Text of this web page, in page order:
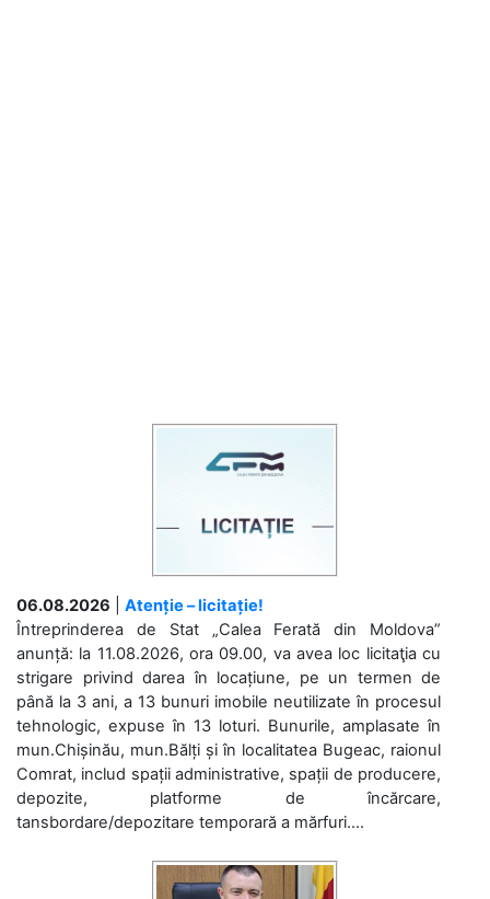
06.08.2026
Atenție – licitație!
Întreprinderea de Stat „Calea Ferată din Moldova”
anunță: la 11.08.2026, ora 09.00, va avea loc licitaţia cu
strigare privind darea în locațiune, pe un termen de
până la 3 ani, a 13 bunuri imobile neutilizate în procesul
tehnologic, expuse în 13 loturi. Bunurile, amplasate în
mun.Chișinău, mun.Bălți și în localitatea Bugeac, raionul
Comrat, includ spații administrative, spații de producere,
depozite, platforme de încărcare,
tansbordare/depozitare temporară a mărfuri....